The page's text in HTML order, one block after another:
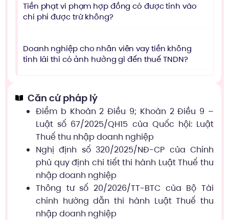
Tiền phạt vi phạm hợp đồng có được tính vào
chi phí được trừ không?
Doanh nghiệp cho nhân viên vay tiền không
tính lãi thì có ảnh hưởng gì đến thuế TNDN?
Căn cứ pháp lý
Điểm b Khoản 2 Điều 9; Khoản 2 Điều 9 –
Luật số 67/2025/QH15 của Quốc hội: Luật
Thuế thu nhập doanh nghiệp
Nghị định số 320/2025/NĐ-CP của Chính
phủ quy định chi tiết thi hành Luật Thuế thu
nhập doanh nghiệp
Thông tư số 20/2026/TT-BTC của Bộ Tài
chính hướng dẫn thi hành Luật Thuế thu
nhập doanh nghiệp